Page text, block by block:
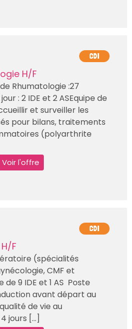
CDI
H/F
Rhumatologie :27
: 2 IDE et 2 ASEquipe de
et surveiller les
pour bilans, traitements
(polyarthrite
Voir l'offre
CDI
F
(spécialités
CMF et
9 IDE et 1 AS Poste
avant départ au
de vie au
jours [...]